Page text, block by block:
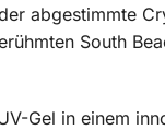
abgestimmte
South
Gel in einem